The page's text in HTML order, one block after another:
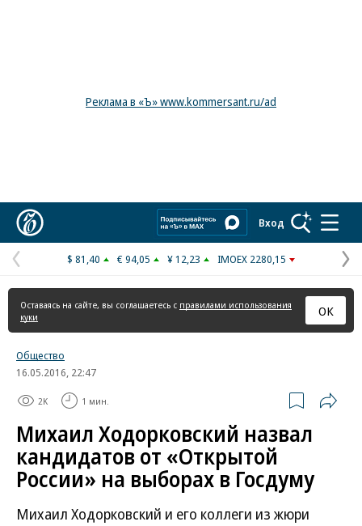
Реклама в «Ъ» www.kommersant.ru/ad
Вход
Предыдущая
страница
$ 81,40 € 94,05 ¥ 12,23 IMOEX 2280,15
Оставаясь на сайте, вы соглашаетесь с правилами использования
куки
ОК
Общество
16.05.2016, 22:47
2K 1 мин.
Михаил Ходорковский назвал
кандидатов от «Открытой
России» на выборах в Госдуму
Михаил Ходорковский и его коллеги из жюри